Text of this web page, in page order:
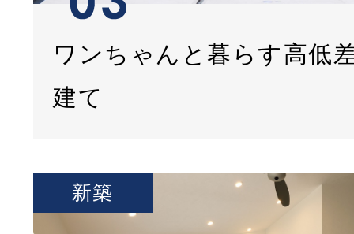
ワンちゃんと暮らす高低
建て
新築